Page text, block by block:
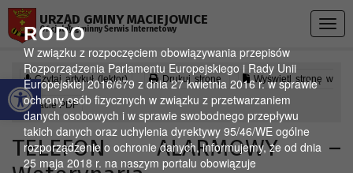
Otwórz pasek narzędzi
RODO
W związku z rozpoczęciem obowiązywania przepisów
Rozporządzenia Parlamentu Europejskiego i Rady Unii
Europejskiej 2016/679 z dnia 27 kwietnia 2016 r. w sprawie
ochrony osób fizycznych w związku z przetwarzaniem
danych osobowych i w sprawie swobodnego przepływu
takich danych oraz uchylenia dyrektywy 95/46/WE ogólne
rozporządzenie o ochronie danych, informujemy, że od dnia
25 maja 2018 r. na naszym portalu obowiązuje
URZĄD GMINY MACIEJOWICE
Oficjalny gminny Serwis Internetowy
Czytaj artykuł (lektor) Drukuj stronę Wyświetl stronę w
formacie PDF
TELEFON ALARMOWY –